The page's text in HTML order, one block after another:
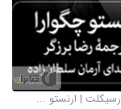
| ارنستو ...